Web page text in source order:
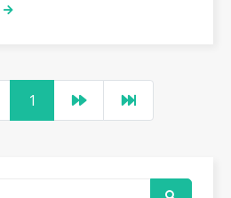
1